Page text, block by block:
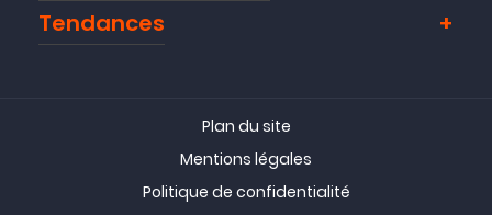
( 28/06/22 )
Tendances
Plan du site
Mentions légales
Politique de confidentialité